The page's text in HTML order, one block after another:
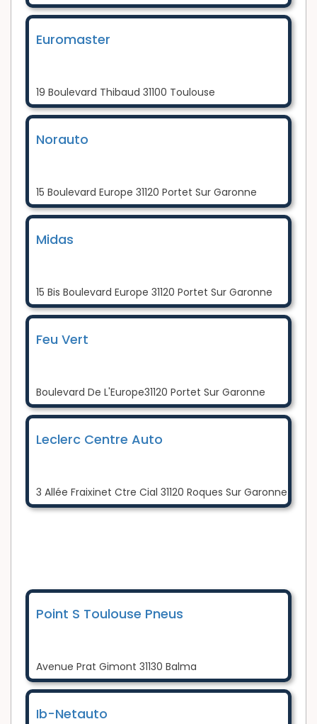
Euromaster
19 Boulevard Thibaud 31100 Toulouse
Norauto
15 Boulevard Europe 31120 Portet Sur Garonne
Midas
15 Bis Boulevard Europe 31120 Portet Sur Garonne
Feu Vert
Boulevard De L'Europe31120 Portet Sur Garonne
Leclerc Centre Auto
3 Allée Fraixinet Ctre Cial 31120 Roques Sur Garonne
Point S Toulouse Pneus
Avenue Prat Gimont 31130 Balma
Ib-Netauto